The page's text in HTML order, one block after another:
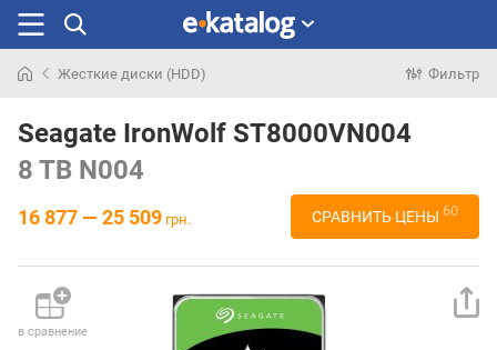
раньше
Жесткие диски (HDD) Фильтр
Seagate IronWolf ST8000VN004
8 TB N004
16 877 — 25 509 грн. СРАВНИТЬ ЦЕНЫ 60
в сравнение